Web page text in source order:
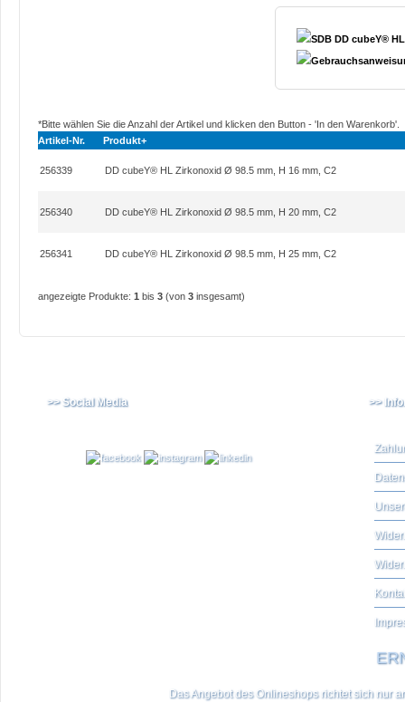
SDB DD cubeY®
*Bitte wählen Sie die Anzahl der Artikel und klicken den Button - 'In den Warenkorb'.
Artikel-Nr.
Produkt+
256339 DD cubeY® HL Zirkonoxid Ø 98.5 mm, H 16 mm, C2
256340 DD cubeY® HL Zirkonoxid Ø 98.5 mm, H 20 mm, C2
256341 DD cubeY® HL Zirkonoxid Ø 98.5 mm, H 25 mm, C2
angezeigte Produkte: 1 bis 3 (von 3 insgesamt)
>> Social Media >>
Das Angebot des Onlineshops richtet sich nur